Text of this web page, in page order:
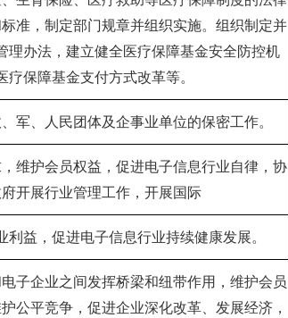
准，制定部门规章并组织实施。组织制定并
理办法，建立健全医疗保障基金安全防控机
疗保障基金支付方式改革等。
军、人民团体及企事业单位的保密工作。
维护会员权益，促进电子信息行业自律，协
开展行业管理工作，开展国际
利益，促进电子信息行业持续健康发展。
子企业之间发挥桥梁和纽带作用，维护会员
公平竞争，促进企业深化改革、发展经济，